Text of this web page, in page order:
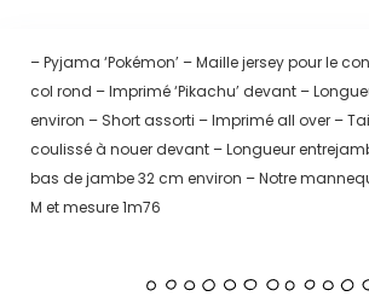
– Pyjama ‘Pokémon’ – Maille jersey pour le
col rond – Imprimé ‘Pikachu’ devant –
environ – Short assorti – Imprimé all over –
coulissé à nouer devant – Longueur
bas de jambe 32 cm environ – Notre
M et mesure 1m76